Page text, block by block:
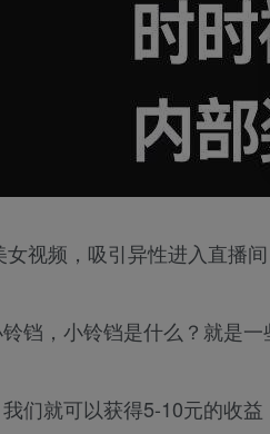
视频，吸引异性进入直播
铛，小铃铛是什么？就是一
们就可以获得5-10元的收益